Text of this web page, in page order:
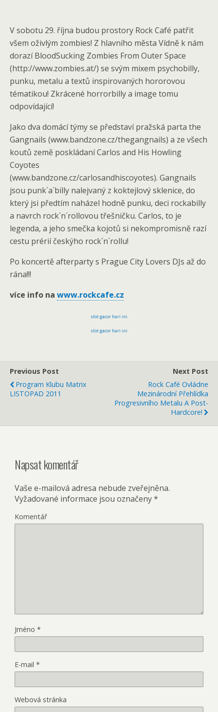
V sobotu 29. října budou prostory Rock Café patřit
všem oživlým zombies! Z hlavního města Vídně k nám
dorazí BloodSucking Zombies From Outer Space
(http://www.zombies.at/) se svým mixem psychobilly,
punku, metalu a textů inspirovaných hororovou
tématikou! Zkrácené horrorbilly a image tomu
odpovídající!
Jako dva domácí týmy se představí pražská parta the
Gangnails (www.bandzone.cz/thegangnails) a ze všech
koutů země poskládaní Carlos and His Howling
Coyotes
(www.bandzone.cz/carlosandhiscoyotes). Gangnails
jsou punk´a´billy nalejvaný z koktejlový sklenice, do
který jsi předtím naházel hodně punku, deci rockabilly
a navrch rock´n´rollovou třešničku. Carlos, to je
legenda, a jeho smečka kojotů si nekompromisně razí
cestu prérií českýho rock´n´rollu!
Po koncertě afterparty s Prague City Lovers DJs až do
rána!!!
více info na www.rockcafe.cz
slot gacor hari ini
slot gacor hari ini
Previous Post
Program Klubu Matrix
LISTOPAD 2011
Next Post
Rock Café Ovládne
Mezinárodní Přehlídka
Progresivního Metalu A Post-
Hardcore!
Napsat komentář
Vaše e-mailová adresa nebude zveřejněna.
Vyžadované informace jsou označeny*
Komentář
Jméno *
E-mail *
Webová stránka